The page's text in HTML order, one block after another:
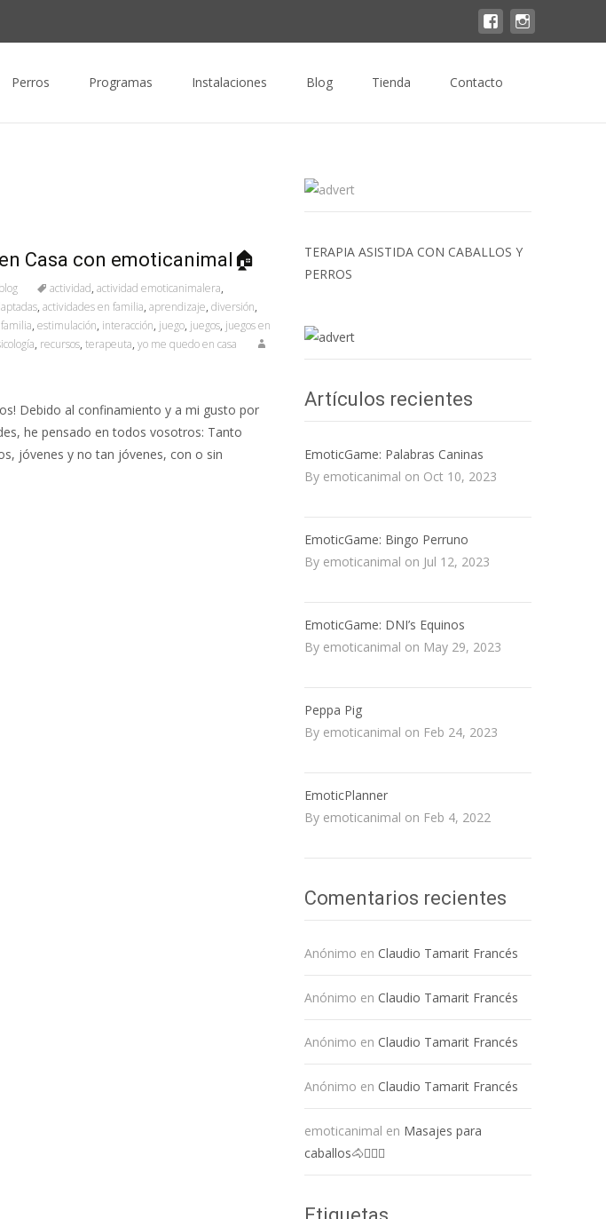
Perros Programas Instalaciones Blog Tienda Contacto
Casa con emoticanimal🏠
blog actividad, actividad emoticanimalera,
, actividades en familia, aprendizaje, diversión,
, estimulación, interacción, juego, juegos, juegos en
, recursos, terapeuta, yo me quedo en casa
Debido al confinamiento y a mi gusto por
he pensado en todos vosotros: Tanto
jóvenes y no tan jóvenes, con o sin
TERAPIA ASISTIDA CON CABALLOS Y
PERROS
Artículos recientes
EmoticGame: Palabras Caninas
By emoticanimal on Oct 10, 2023
EmoticGame: Bingo Perruno
By emoticanimal on Jul 12, 2023
EmoticGame: DNI’s Equinos
By emoticanimal on May 29, 2023
Peppa Pig
By emoticanimal on Feb 24, 2023
EmoticPlanner
By emoticanimal on Feb 4, 2022
Comentarios recientes
Anónimo en Claudio Tamarit Francés
Anónimo en Claudio Tamarit Francés
Anónimo en Claudio Tamarit Francés
Anónimo en Claudio Tamarit Francés
emoticanimal en Masajes para
caballos🐴💆🏻‍♀️
Etiquetas